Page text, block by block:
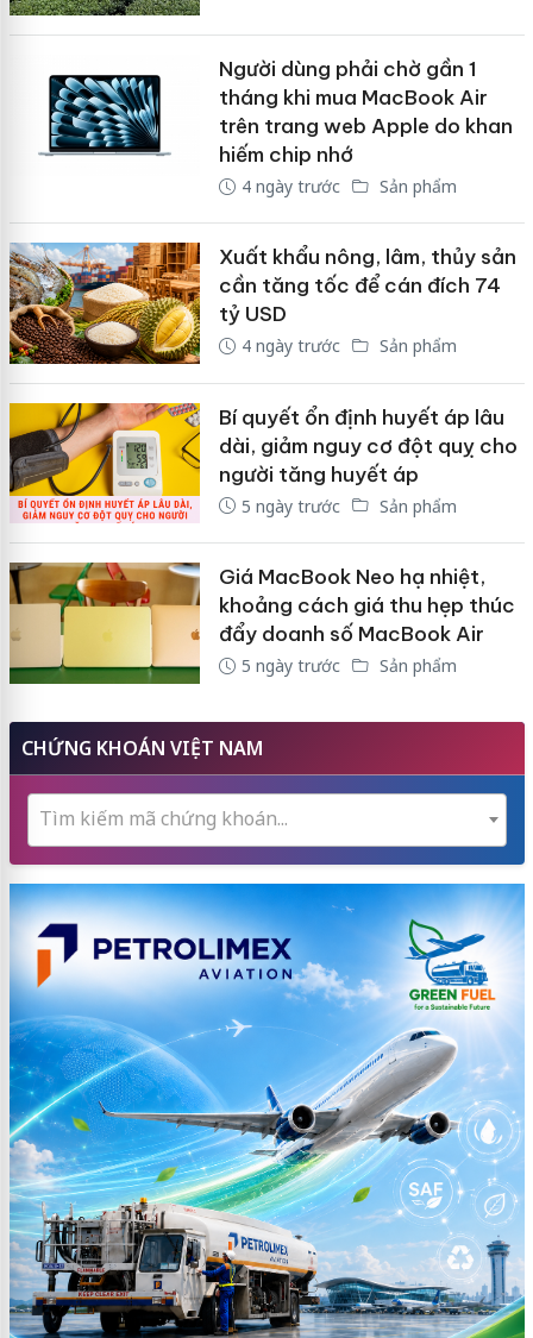
Người dùng phải chờ gần 1
tháng khi mua MacBook Air
trên trang web Apple do khan
hiếm chip nhớ
4 ngày trước Sản phẩm
Xuất khẩu nông, lâm, thủy sản
cần tăng tốc để cán đích 74
tỷ USD
4 ngày trước Sản phẩm
Bí quyết ổn định huyết áp lâu
dài, giảm nguy cơ đột quỵ cho
người tăng huyết áp
5 ngày trước Sản phẩm
Giá MacBook Neo hạ nhiệt,
khoảng cách giá thu hẹp thúc
đẩy doanh số MacBook Air
5 ngày trước Sản phẩm
CHỨNG KHOÁN VIỆT NAM
Tìm kiếm mã chứng khoán...